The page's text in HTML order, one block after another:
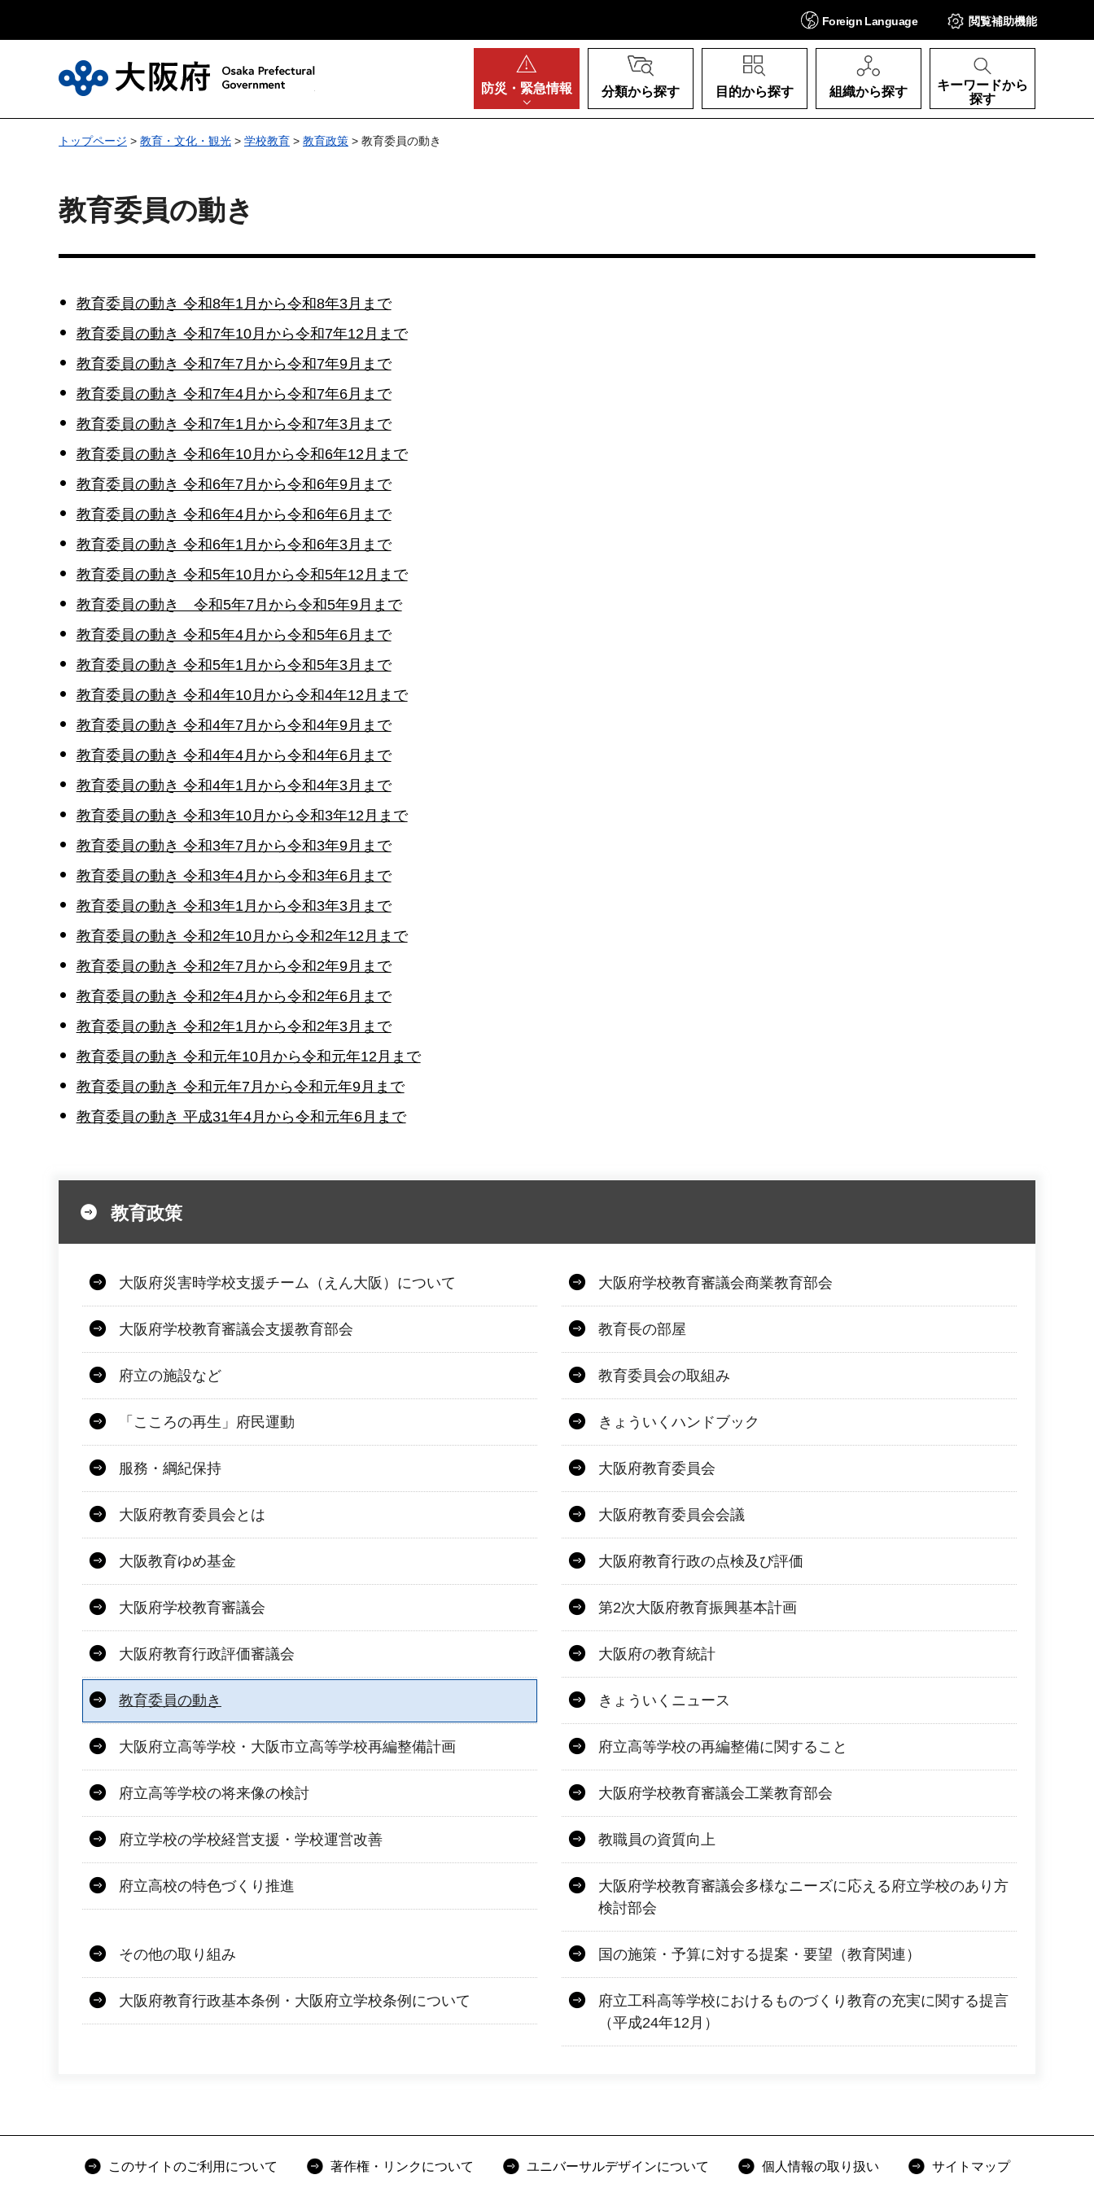
Foreign Language 閲覧補助機能
防災・ 緊急情報 分類から探す 目的から探す 組織から探す
キーワードから
探す
トップページ > 教育・文化・観光 > 学校教育 > 教育政策 > 教育委員の動き
教育委員の動き
教育委員の動き 令和8年1月から令和8年3月まで
教育委員の動き 令和7年10月から令和7年12月まで
教育委員の動き 令和7年7月から令和7年9月まで
教育委員の動き 令和7年4月から令和7年6月まで
教育委員の動き 令和7年1月から令和7年3月まで
教育委員の動き 令和6年10月から令和6年12月まで
教育委員の動き 令和6年7月から令和6年9月まで
教育委員の動き 令和6年4月から令和6年6月まで
教育委員の動き 令和6年1月から令和6年3月まで
教育委員の動き 令和5年10月から令和5年12月まで
教育委員の動き 令和5年7月から令和5年9月まで
教育委員の動き 令和5年4月から令和5年6月まで
教育委員の動き 令和5年1月から令和5年3月まで
教育委員の動き 令和4年10月から令和4年12月まで
教育委員の動き 令和4年7月から令和4年9月まで
教育委員の動き 令和4年4月から令和4年6月まで
教育委員の動き 令和4年1月から令和4年3月まで
教育委員の動き 令和3年10月から令和3年12月まで
教育委員の動き 令和3年7月から令和3年9月まで
教育委員の動き 令和3年4月から令和3年6月まで
教育委員の動き 令和3年1月から令和3年3月まで
教育委員の動き 令和2年10月から令和2年12月まで
教育委員の動き 令和2年7月から令和2年9月まで
教育委員の動き 令和2年4月から令和2年6月まで
教育委員の動き 令和2年1月から令和2年3月まで
教育委員の動き 令和元年10月から令和元年12月まで
教育委員の動き 令和元年7月から令和元年9月まで
教育委員の動き 平成31年4月から令和元年6月まで
教育政策
大阪府災害時学校支援チーム（えん大阪）について 大阪府学校教育審議会商業教育部会
大阪府学校教育審議会支援教育部会 教育長の部屋
府立の施設など 教育委員会の取組み
「こころの再生」府民運動 きょういくハンドブック
服務・綱紀保持 大阪府教育委員会
大阪府教育委員会とは 大阪府教育委員会会議
大阪教育ゆめ基金 大阪府教育行政の点検及び評価
大阪府学校教育審議会 第2次大阪府教育振興基本計画
大阪府教育行政評価審議会 大阪府の教育統計
教育委員の動き きょういくニュース
大阪府立高等学校・大阪市立高等学校再編整備計画 府立高等学校の再編整備に関すること
府立高等学校の将来像の検討 大阪府学校教育審議会工業教育部会
府立学校の学校経営支援・学校運営改善 教職員の資質向上
府立高校の特色づくり推進
大阪府学校教育審議会多様なニーズに応える府立学校のあり方
検討部会
その他の取り組み 国の施策・予算に対する提案・要望（教育関連）
大阪府教育行政基本条例・大阪府立学校条例について
府立工科高等学校におけるものづくり教育の充実に関する提言
（平成24年12月）
このサイトのご利用について 著作権・リンクについて ユニバーサルデザインについて 個人情報の取り扱い サイトマップ